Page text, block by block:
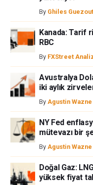
By Ghiles Guezout
Kanada: Tarif
RBC
By FXStreet
Avustralya
iki aylık
By Agustin Wazne
NY Fed
mütevazı bir
By Agustin Wazne
Doğal Gaz:
yüksek fiyat